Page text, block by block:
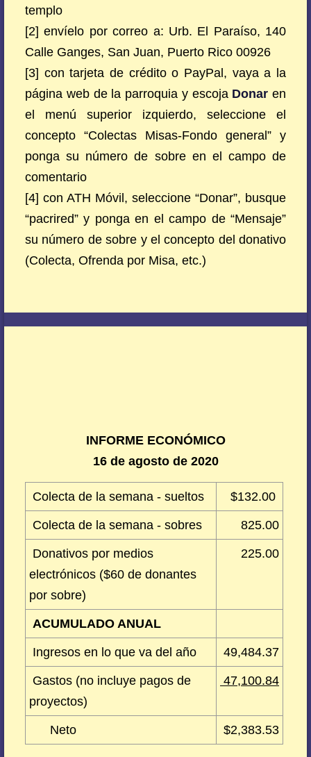
templo
[2] envíelo por correo a: Urb. El Paraíso, 140
Calle Ganges, San Juan, Puerto Rico 00926
[3] con tarjeta de crédito o PayPal, vaya a la
página web de la parroquia y escoja Donar en
el menú superior izquierdo, seleccione el
concepto “Colectas Misas-Fondo general” y
ponga su número de sobre en el campo de
comentario
[4] con ATH Móvil, seleccione “Donar”, busque
“pacrired” y ponga en el campo de “Mensaje”
su número de sobre y el concepto del donativo
(Colecta, Ofrenda por Misa, etc.)
INFORME ECONÓMICO
16 de agosto de 2020
Colecta de la semana - sueltos $132.00
Colecta de la semana - sobres 825.00
Donativos por medios
electrónicos ($60 de donantes
por sobre)
225.00
ACUMULADO ANUAL
Ingresos en lo que va del año 49,484.37
Gastos (no incluye pagos de
proyectos)
47,100.84
Neto $2,383.53